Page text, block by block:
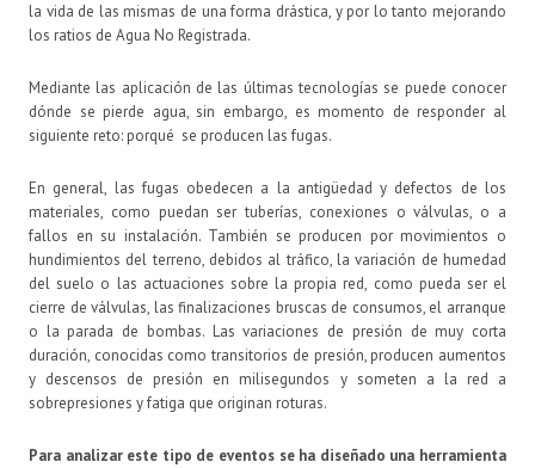
la vida de las mismas de una forma drástica, y por lo tanto mejorando
los ratios de Agua No Registrada.
Mediante las aplicación de las últimas tecnologías se puede conocer
dónde se pierde agua, sin embargo, es momento de responder al
siguiente reto: porqué se producen las fugas.
En general, las fugas obedecen a la antigüedad y defectos de los
materiales, como puedan ser tuberías, conexiones o válvulas, o a
fallos en su instalación. También se producen por movimientos o
hundimientos del terreno, debidos al tráfico, la variación de humedad
del suelo o las actuaciones sobre la propia red, como pueda ser el
cierre de válvulas, las finalizaciones bruscas de consumos, el arranque
o la parada de bombas. Las variaciones de presión de muy corta
duración, conocidas como transitorios de presión, producen aumentos
y descensos de presión en milisegundos y someten a la red a
sobrepresiones y fatiga que originan roturas.
Para analizar este tipo de eventos se ha diseñado una herramienta